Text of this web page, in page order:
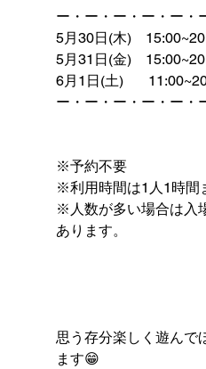
ー・ー・ー・ー・ー・
5月30日(木)　
5月31日(金)　
6月1日(土)　
ー・ー・ー・ー・ー・
※予約不要
※利用時間は1人1時間
※人数が多い場合は入
あります。
思う存分楽しく遊んで
ます😁